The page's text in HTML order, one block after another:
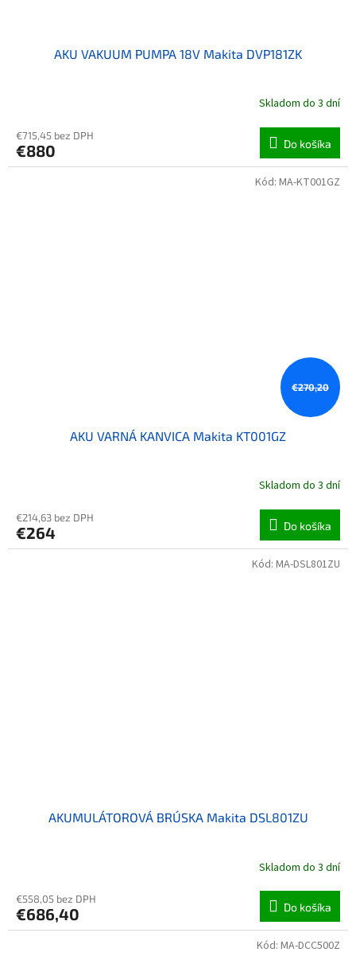
AKU VAKUUM PUMPA 18V Makita DVP181ZK
Skladom do 3 dní
€715,45 bez DPH
€880 Do košíka
€270,20
AKU VARNÁ KANVICA Makita KT001GZ
Skladom do 3 dní
€214,63 bez DPH
€264 Do košíka
Kód: MA-KT001GZ
AKUMULÁTOROVÁ BRÚSKA Makita DSL801ZU
Skladom do 3 dní
€558,05 bez DPH
€686,40 Do košíka
Kód: MA-DSL801ZU
Kód: MA-DCC500Z